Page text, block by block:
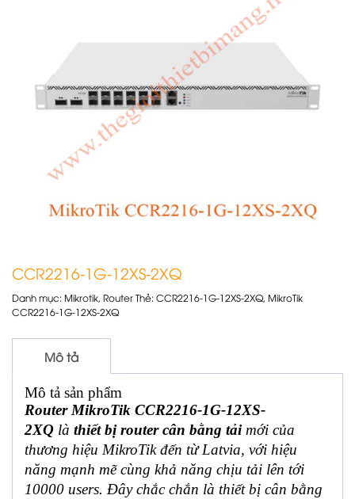
CCR2216-1G-12XS-2XQ
Danh mục:Mikrotik, RouterThẻ:CCR2216-1G-12XS-2XQ, MikroTik
CCR2216-1G-12XS-2XQ
Mô tả
Mô tả sản phẩm
Router MikroTik CCR2216-1G-12XS-
2XQ là thiết bị router cân bằng tảimới của
thương hiệu MikroTik đến từ Latvia, với hiệu
năng mạnh mẽ cùng khả năng chịu tải lên tới
10000 users. Đây chắc chắn là thiết bị cân bằng